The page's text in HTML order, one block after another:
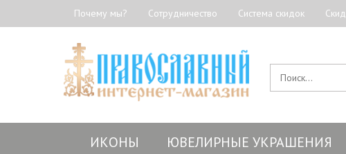
Почему мы? Сотрудничество Система скидок
ИКОНЫ ЮВЕЛИРНЫЕ УКРАШЕНИЯ